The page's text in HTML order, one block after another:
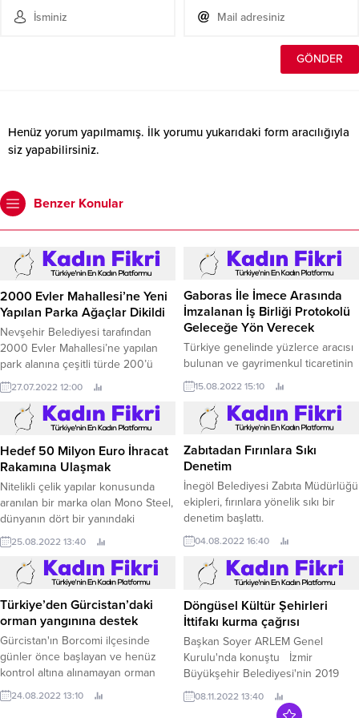
Henüz yorum yapılmamış. İlk yorumu yukarıdaki form aracılığıyla
siz yapabilirsiniz.
Benzer Konular
2000 Evler Mahallesi’ne Yeni
Yapılan Parka Ağaçlar Dikildi
Nevşehir Belediyesi tarafından
2000 Evler Mahallesi’ne yapılan
park alanına çeşitli türde 200’ü
aşkın ağaç dikimi gerçekleştirildi.
27.07.2022 12:00
Gaboras İle İmece Arasında
İmzalanan İş Birliği Protokolü
Geleceğe Yön Verecek
Türkiye genelinde yüzlerce aracısı
bulunan ve gayrimenkul ticaretinin
uçtan uca alım-satım platformu
olarak konumlanan GABORAS,
tasarruf finansman sektörünün
önde gelen şirketlerinden biri olma
başarısını gösteren İMECE Tasarruf
Finansman A.
15.08.2022 15:10
Hedef 50 Milyon Euro İhracat
Rakamına Ulaşmak
Nitelikli çelik yapılar konusunda
aranılan bir marka olan Mono Steel,
dünyanın dört bir yanındaki
müşterileri için Sakarya’daki
tesislerinde üretimlerine devam
ediyor.
25.08.2022 13:40
Zabıtadan Fırınlara Sıkı
Denetim
İnegöl Belediyesi Zabıta Müdürlüğü
ekipleri, fırınlara yönelik sıkı bir
denetim başlattı.
04.08.2022 16:40
Türkiye’den Gürcistan’daki
orman yangınına destek
Gürcistan'ın Borcomi ilçesinde
günler önce başlayan ve henüz
kontrol altına alınamayan orman
yangınına Türkiye’den de destek
gidiyor.
24.08.2022 13:10
Döngüsel Kültür Şehirleri
İttifakı kurma çağrısı
Başkan Soyer ARLEM Genel
Kurulu'nda konuştu İzmir
Büyükşehir Belediyesi'nin 2019
yılındaki başvurusunun ardından
bu yıl ev sahipliği yaptığı Avrupa-
08.11.2022 13:40